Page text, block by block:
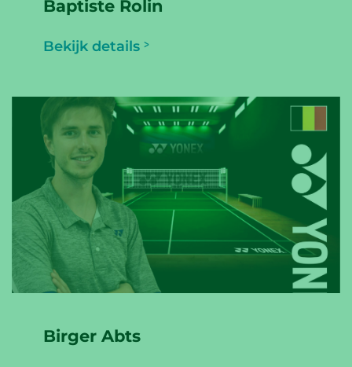
Baptiste Rolin
Bekijk details
Birger Abts